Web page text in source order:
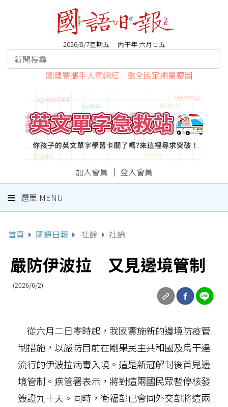
2026/8/7星期五 丙午年 六月廿五
國健署攜手人氣網紅 邀全民定期量腰圍
加入會員 ｜ 登入會員
選單 MENU
首頁 國語日報 社論 社論
嚴防伊波拉 又見邊境管制
(2026/6/2)
從六月二日零時起，我國實施新的邊境防疫管
制措施，以嚴防目前在剛果民主共和國及烏干達
流行的伊波拉病毒入境。這是新冠解封後首見邊
境管制。疾管署表示，將對這兩國民眾暫停核發
簽證九十天。同時，衛福部已會同外交部將這兩